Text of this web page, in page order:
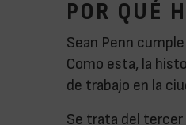
POR QUÉ
Sean Penn
Como esta, la
de trabajo en la
Se trata del tercer